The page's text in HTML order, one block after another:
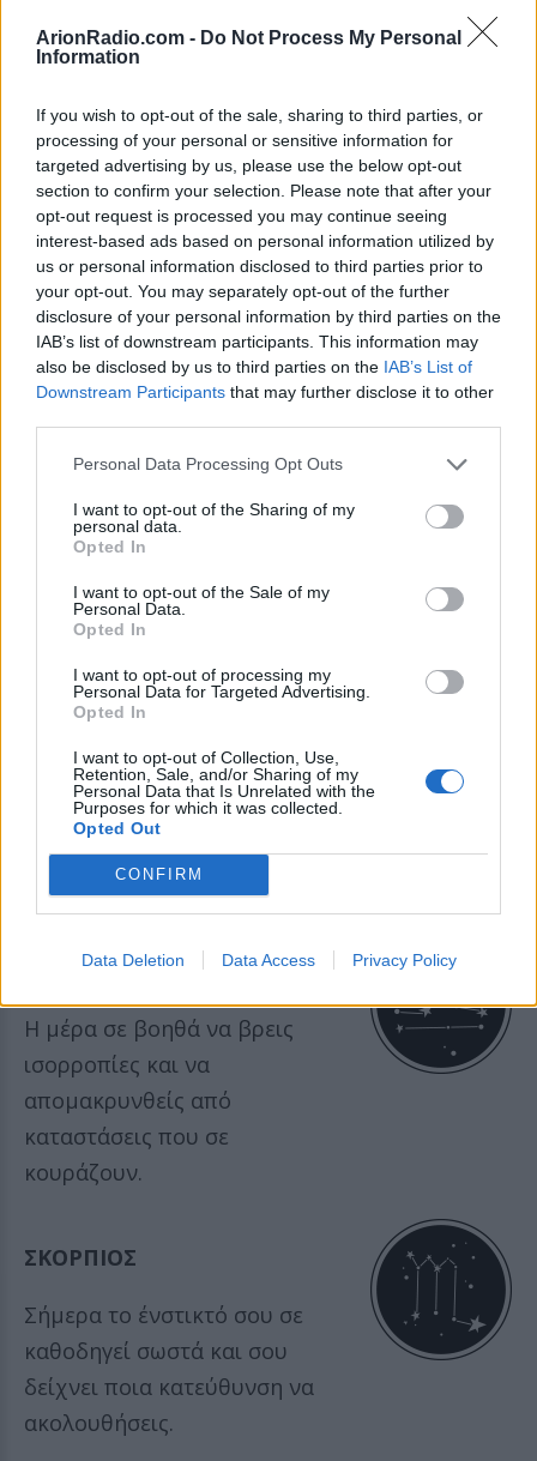
ArionRadio.com - Do Not Process My Personal
Information
If you wish to opt-out of the sale, sharing to third parties, or
processing of your personal or sensitive information for
targeted advertising by us, please use the below opt-out
section to confirm your selection. Please note that after your
opt-out request is processed you may continue seeing
interest-based ads based on personal information utilized by
us or personal information disclosed to third parties prior to
your opt-out. You may separately opt-out of the further
disclosure of your personal information by third parties on the
IAB’s list of downstream participants. This information may
also be disclosed by us to third parties on the IAB’s List of
Downstream Participants that may further disclose it to other
Personal Data Processing Opt Outs
I want to opt-out of the Sharing of my
personal data.
Opted In
I want to opt-out of the Sale of my
Personal Data.
Opted In
I want to opt-out of processing my
Personal Data for Targeted Advertising.
Opted In
I want to opt-out of Collection, Use,
Retention, Sale, and/or Sharing of my
Personal Data that Is Unrelated with the
Purposes for which it was collected.
Opted Out
CONFIRM
Data Deletion Data Access Privacy Policy
Η μέρα φέρνει επικοινωνίες,
μηνύματα και νέες γνωριμίες
ενδιαφέρον σου.
ΚΑΡΚΙΝΟΣ
Η 2/6 σε κάνει πιο
συναισθηματικό και σε φέρνει
πιο κοντά σε ανθρώπους που
σου λείπουν.
ΛΕΩΝ
Σήμερα τραβάς την προσοχή
με φυσικό τρόπο και μια
ευχάριστη εξέλιξη ανεβάζει
την αυτοπεποίθησή σου.
ΠΑΡΘΕΝΟΣ
Μια ανατροπή στο πρόγραμμά
σου σήμερα μπορεί να
αποδειχθεί πολύ πιο θετική απ’
όσο νομίζεις.
ΖΥΓΟΣ
Η μέρα σε βοηθά να βρεις
ισορροπίες και να
απομακρυνθείς από
καταστάσεις που σε
κουράζουν.
ΣΚΟΡΠΙΟΣ
Σήμερα το ένστικτό σου σε
καθοδηγεί σωστά και σου
δείχνει ποια κατεύθυνση να
ακολουθήσεις.